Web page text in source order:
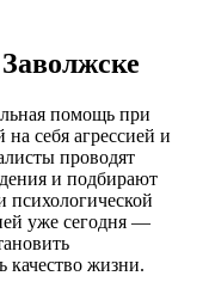
помощь при
себя агрессией и
проводят
и подбирают
уже сегодня —
качество жизни.